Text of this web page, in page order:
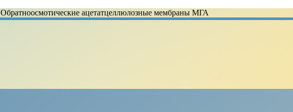
Обратноосмотические ацетатцеллюлозные мембраны МГА